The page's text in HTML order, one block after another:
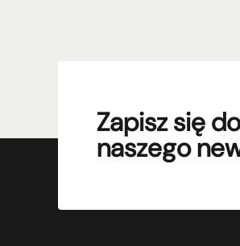
Zapisz się do
naszego